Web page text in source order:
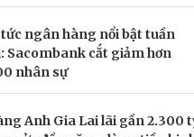
ngân hàng nổi bật tuần
Sacombank cắt giảm hơn
nhân sự
Anh Gia Lai lãi gần 2.300